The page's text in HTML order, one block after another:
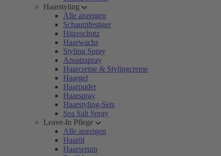
Haarstyling
Alle anzeigen
Schaumfestiger
Hitzeschutz
Haarwachs
Styling Spray
Ansatzspray
Haarcreme & Stylingcreme
Haargel
Haarpuder
Haarspray
Haarstyling-Sets
Sea Salt Spray
Leave-In Pflege
Alle anzeigen
Haaröl
Haarserum